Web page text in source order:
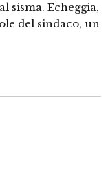
sisma. Echeggia,
del sindaco, un